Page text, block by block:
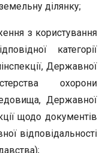
ділянку;
з користування
категорії
Державної
охорони
Державної
щодо документів
відповідальності